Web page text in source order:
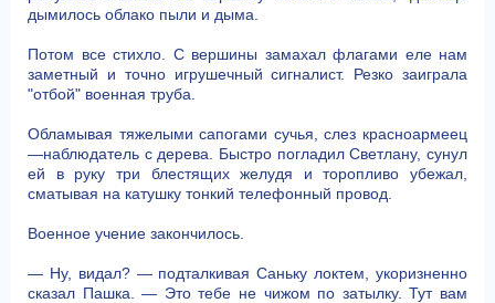
дымилось облако пыли и дыма.
Потом все стихло. С вершины замахал флагами еле нам
заметный и точно игрушечный сигналист. Резко заиграла
"отбой" военная труба.
Обламывая тяжелыми сапогами сучья, слез красноармеец
—наблюдатель с дерева. Быстро погладил Светлану, сунул
ей в руку три блестящих желудя и торопливо убежал,
сматывая на катушку тонкий телефонный провод.
Военное учение закончилось.
— Ну, видал? — подталкивая Саньку локтем, укоризненно
сказал Пашка. — Это тебе не чижом по затылку. Тут вам